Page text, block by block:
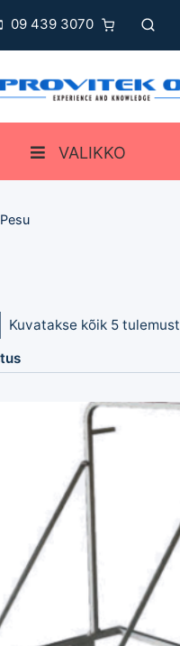
09 439 3070
VALIKKO
Pesu
Kuvatakse kõik 5 tulemust